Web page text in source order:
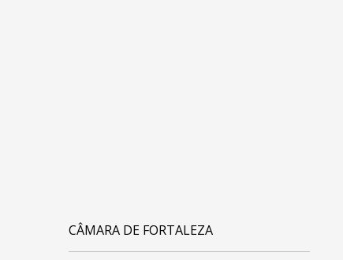
CÂMARA DE FORTALEZA